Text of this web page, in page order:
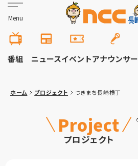
Menu
番組 ニュースイベントアナウンサー
ホーム プロジェクト つきまち長崎横丁
Project
プロジェクト